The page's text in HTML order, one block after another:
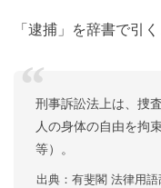
「逮捕」を辞書で引
刑事訴訟法上は、捜
人の身体の自由を拘
等）。
出典：有斐閣 法律用語